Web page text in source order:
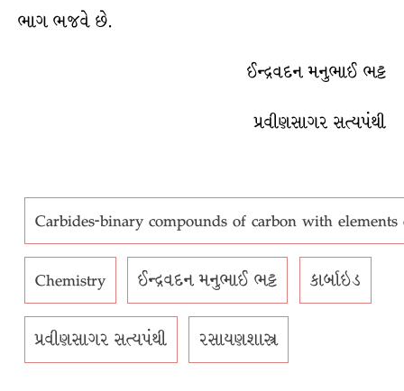
ભાગ ભજવે છે.
ઈન્દ્રવદન મનુભાઈ ભટ્ટ
પ્રવીણસાગર સત્યપંથી
Carbides-binary compounds of carbon with
Chemistry ઈન્દ્રવદન મનુભાઈ ભટ્ટ કાર્બાઇડ
પ્રવીણસાગર સત્યપંથી રસાયણશાસ્ત્ર